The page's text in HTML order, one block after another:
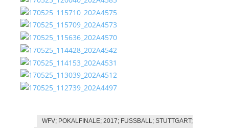
WFV; POKALFINALE; 2017; FUSSBALL; STUTTGART; D